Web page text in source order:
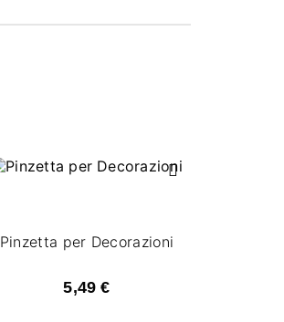
Pinzetta per Decorazioni
5,49 €